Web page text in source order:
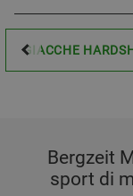
GIACCHE
Bergzeit
sport di